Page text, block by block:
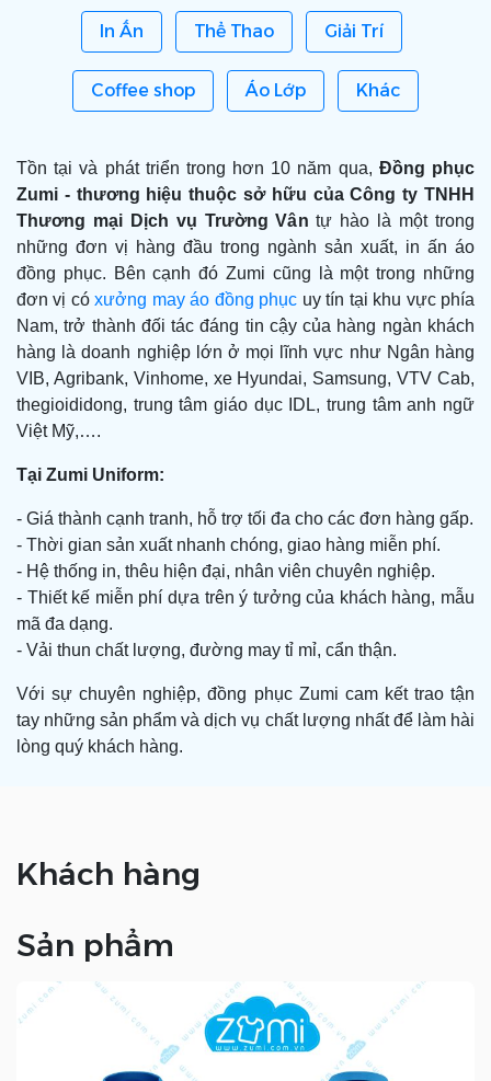
In Ấn Thể Thao Giải Trí
Coffee shop Áo Lớp Khác
Tồn tại và phát triển trong hơn 10 năm qua, Đồng phục
Zumi - thương hiệu thuộc sở hữu của Công ty TNHH
Thương mại Dịch vụ Trường Vân tự hào là một trong
những đơn vị hàng đầu trong ngành sản xuất, in ấn áo
đồng phục. Bên cạnh đó Zumi cũng là một trong những
đơn vị cóxưởng may áo đồng phục uy tín tại khu vực phía
Nam, trở thành đối tác đáng tin cậy của hàng ngàn khách
hàng là doanh nghiệp lớn ở mọi lĩnh vực như Ngân hàng
VIB, Agribank, Vinhome, xe Hyundai, Samsung, VTV Cab,
thegioididong, trung tâm giáo dục IDL, trung tâm anh ngữ
Việt Mỹ,….
Tại Zumi Uniform:
- Giá thành cạnh tranh, hỗ trợ tối đa cho các đơn hàng gấp.
- Thời gian sản xuất nhanh chóng, giao hàng miễn phí.
- Hệ thống in, thêu hiện đại, nhân viên chuyên nghiệp.
- Thiết kế miễn phí dựa trên ý tưởng của khách hàng, mẫu
mã đa dạng.
- Vải thun chất lượng, đường may tỉ mỉ, cẩn thận.
Với sự chuyên nghiệp, đồng phục Zumi cam kết trao tận
tay những sản phẩm và dịch vụ chất lượng nhất để làm hài
lòng quý khách hàng.
Khách hàng
Sản phẩm